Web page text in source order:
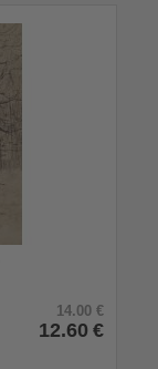
14.00 €
12.60 €